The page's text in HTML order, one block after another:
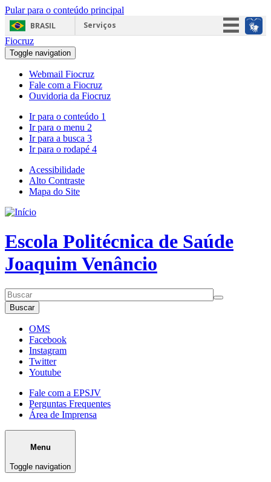
Pular para o conteúdo principal
BRASIL
Serviços
Fiocruz
Toggle navigation
Webmail Fiocruz
Fale com a Fiocruz
Ouvidoria da Fiocruz
Ir para o conteúdo 1
Ir para o menu 2
Ir para a busca 3
Ir para o rodapé 4
Acessibilidade
Alto Contraste
Mapa do Site
Escola Politécnica de Saúde
Joaquim Venâncio
Buscar
OMS
Facebook
Instagram
Twitter
Youtube
Fale com a EPSJV
Perguntas Frequentes
Área de Imprensa
Menu
Toggle navigation